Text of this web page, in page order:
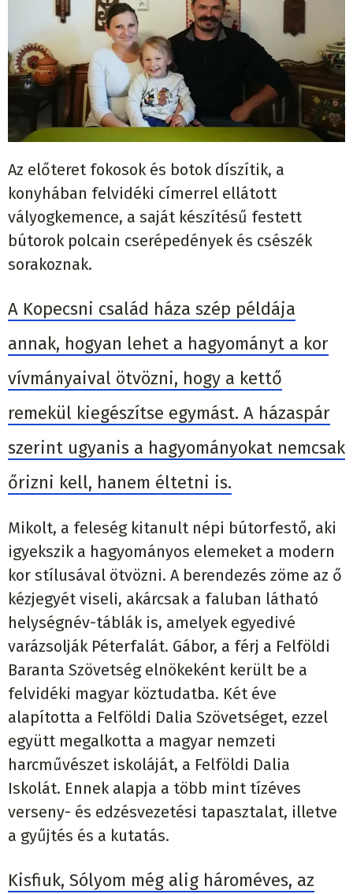
Az előteret fokosok és botok díszítik, a
konyhában felvidéki címerrel ellátott
vályogkemence, a saját készítésű festett
bútorok polcain cserépedények és csészék
sorakoznak.
A Kopecsni család háza szép példája
annak, hogyan lehet a hagyományt a kor
vívmányaival ötvözni, hogy a kettő
remekül kiegészítse egymást. A házaspár
szerint ugyanis a hagyományokat nemcsak
őrizni kell, hanem éltetni is.
Mikolt, a feleség kitanult népi bútorfestő, aki
igyekszik a hagyományos elemeket a modern
kor stílusával ötvözni. A berendezés zöme az ő
kézjegyét viseli, akárcsak a faluban látható
helységnév-táblák is, amelyek egyedivé
varázsolják Péterfalát. Gábor, a férj a Felföldi
Baranta Szövetség elnökeként került be a
felvidéki magyar köztudatba. Két éve
alapította a Felföldi Dalia Szövetséget, ezzel
együtt megalkotta a magyar nemzeti
harcművészet iskoláját, a Felföldi Dalia
Iskolát. Ennek alapja a több mint tízéves
verseny- és edzésvezetési tapasztalat, illetve
a gyűjtés és a kutatás.
Kisfiuk, Sólyom még alig hároméves, az